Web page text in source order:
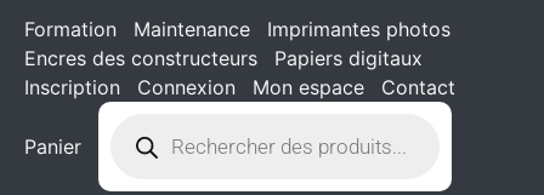
Formation Maintenance
Imprimantes photos
Encres des constructeurs
Papiers digitaux
Inscription
Connexion Mon espace Contact
Panier